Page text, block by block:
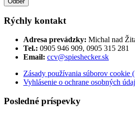
Rýchly kontakt
Adresa prevádzky: Michal nad
Tel.: 0905 946 909, 0905 315 281
Email: ccv@spieshecker.sk
Zásady používania súborov cookie
Vyhlásenie o ochrane osobných
Posledné príspevky